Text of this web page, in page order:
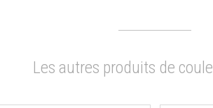
Les autres produits de